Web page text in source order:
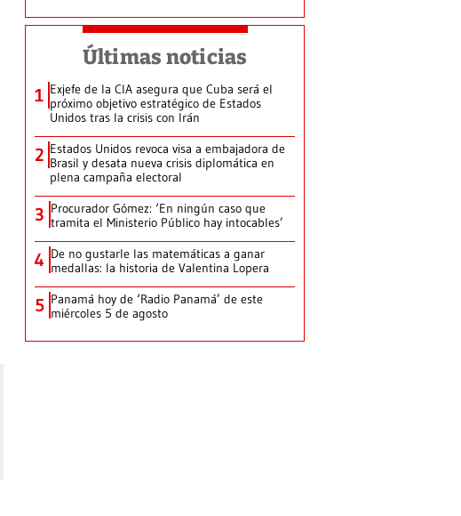
Últimas noticias
1 Exjefe de la CIA asegura que Cuba será el
próximo objetivo estratégico de Estados
Unidos tras la crisis con Irán
2 Estados Unidos revoca visa a embajadora de
Brasil y desata nueva crisis diplomática en
plena campaña electoral
3 Procurador Gómez: ‘En ningún caso que
tramita el Ministerio Público hay intocables’
4 De no gustarle las matemáticas a ganar
medallas: la historia de Valentina Lopera
5 Panamá hoy de ‘Radio Panamá’ de este
miércoles 5 de agosto